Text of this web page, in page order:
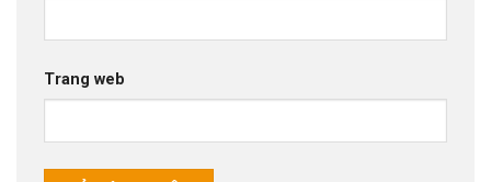
Trang web